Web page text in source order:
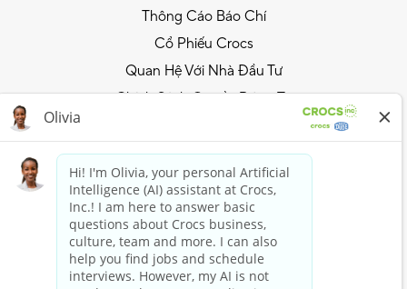
Thông Cáo Báo Chí
Cổ Phiếu Crocs
Quan Hệ Với Nhà Đầu Tư
Chính Sách Quyền Riêng Tư
Trải Nghiệm Phong Cách Crocs
Tham Gia Câu Lạc Bộ Crocs
Mua Ngay
Mua sắm với Crocs
Mua sắm với HEYDUDE